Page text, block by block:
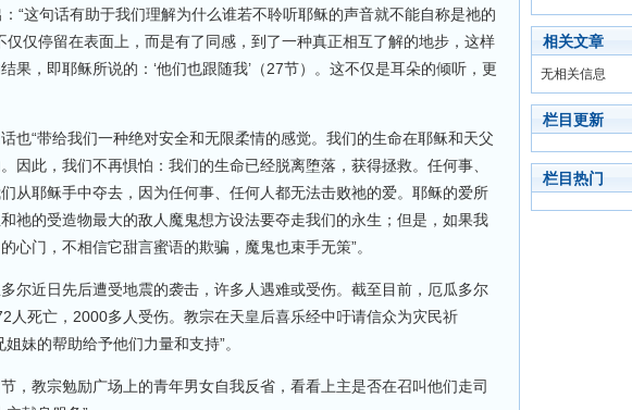
“这句话有助于我们理解为什么谁若不聆听耶稣的声音就不能自称是祂的
仅仅停留在表面上，而是有了同感，到了一种真正相互了解的地步，这样
果，即耶稣所说的：‘他们也跟随我’（27节）。这不仅是耳朵的倾听，更
也“带给我们一种绝对安全和无限柔情的感觉。我们的生命在耶稣和天父
因此，我们不再惧怕：我们的生命已经脱离堕落，获得拯救。任何事、
从耶稣手中夺去，因为任何事、任何人都无法击败祂的爱。耶稣的爱所
祂的受造物最大的敌人魔鬼想方设法要夺走我们的永生；但是，如果我
心门，不相信它甜言蜜语的欺骗，魔鬼也束手无策”。
尔近日先后遭受地震的袭击，许多人遇难或受伤。截至目前，厄瓜多尔
人死亡，2000多人受伤。教宗在天皇后喜乐经中吁请信众为灾民祈
妹的帮助给予他们力量和支持”。
，教宗勉励广场上的青年男女自我反省，看看上主是否在召叫他们走司
相关文章
无相关信息
栏目更新
栏目热门